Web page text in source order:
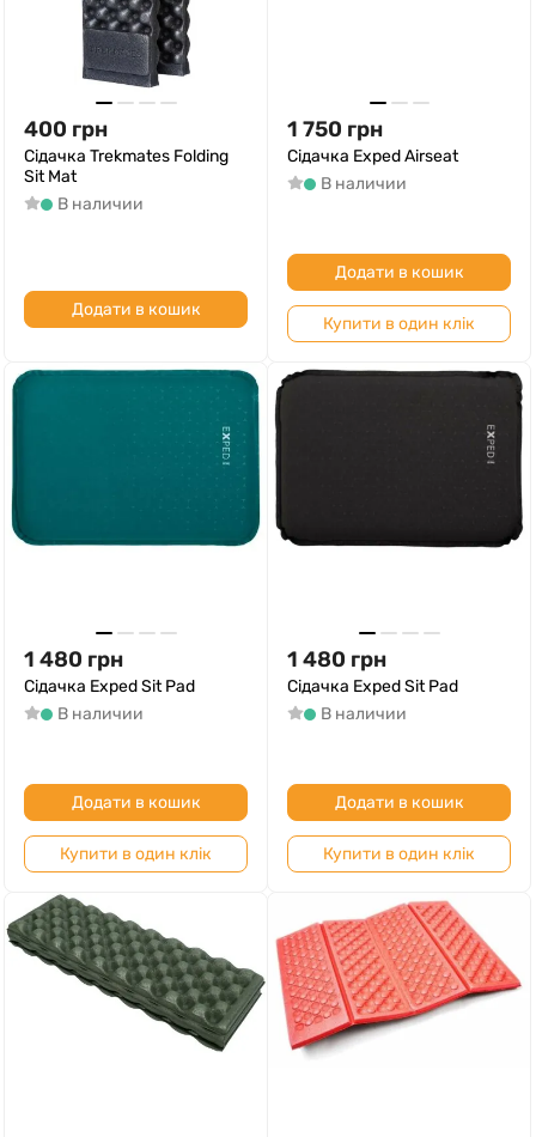
400 грн
Сідачка Trekmates Folding
Sit Mat
В наличии
Додати в кошик
1 750 грн
Сідачка Exped Airseat
В наличии
Додати в кошик
Купити в один клік
1 480 грн
Сідачка Exped Sit Pad
В наличии
Додати в кошик
Купити в один клік
1 480 грн
Сідачка Exped Sit Pad
В наличии
Додати в кошик
Купити в один клік